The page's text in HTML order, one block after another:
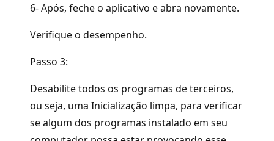
6- Após, feche o aplicativo e abra novamente.
Verifique o desempenho.
Passo 3:
Desabilite todos os programas de terceiros,
ou seja, uma Inicialização limpa, para verificar
se algum dos programas instalado em seu